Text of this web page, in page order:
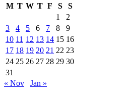
M T W T F S
S
1
2
3
4 5 6 7 8
9
10 11 12 13 14 15 16
17 18 19 20 21 22 23
24 25 26 27 28 29 30
31
« Nov
Jan »